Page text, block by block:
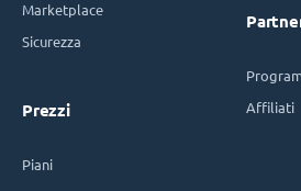
Marketplace
Sicurezza
Prezzi
Piani
Affiliati